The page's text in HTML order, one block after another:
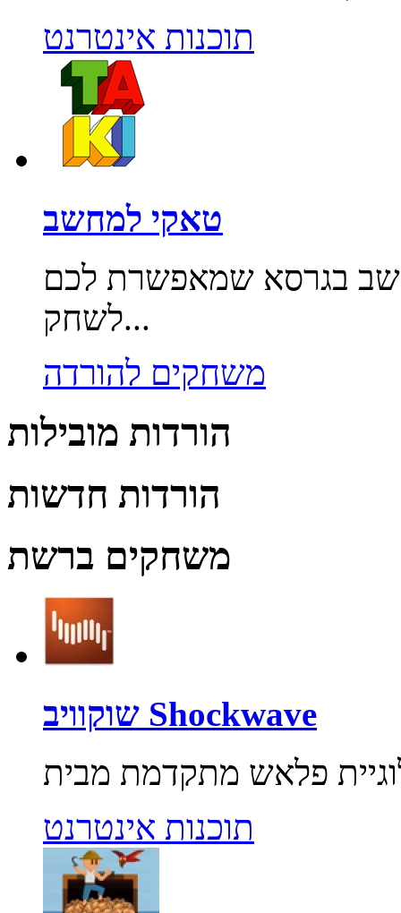
תוכנות אינטרנט
טאקי למחשב
בגרסא שמאפשרת לכם
לשחק...
משחקים להורדה
הורדות מובילות
הורדות חדשות
משחקים ברשת
שוקוויב Shockwave
תוכנות אינטרנט